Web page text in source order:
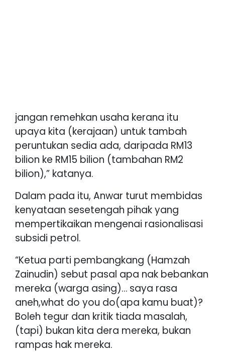
jangan remehkan usaha kerana itu
upaya kita (kerajaan) untuk tambah
peruntukan sedia ada, daripada RM13
bilion ke RM15 bilion (tambahan RM2
bilion),” katanya.
Dalam pada itu, Anwar turut membidas
kenyataan sesetengah pihak yang
mempertikaikan mengenai rasionalisasi
subsidi petrol.
“Ketua parti pembangkang (Hamzah
Zainudin) sebut pasal apa nak bebankan
mereka (warga asing)… saya rasa
aneh,what do you do(apa kamu buat)?
Boleh tegur dan kritik tiada masalah,
(tapi) bukan kita dera mereka, bukan
rampas hak mereka.